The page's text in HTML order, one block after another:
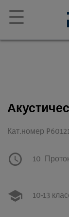
☰
Кат.номер
10
10-13